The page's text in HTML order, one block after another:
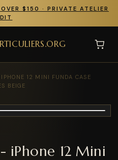
$150 · PRIVATE ATELIER
12 MINI FUNDA CASE
BEIGE
iPhone 12 Mini